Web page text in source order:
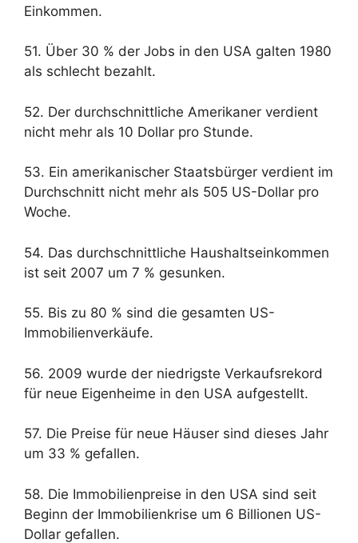
Einkommen.
51. Über 30 % der Jobs in den USA galten 1980
als schlecht bezahlt.
52. Der durchschnittliche Amerikaner verdient
nicht mehr als 10 Dollar pro Stunde.
53. Ein amerikanischer Staatsbürger verdient im
Durchschnitt nicht mehr als 505 US-Dollar pro
Woche.
54. Das durchschnittliche Haushaltseinkommen
ist seit 2007 um 7 % gesunken.
55. Bis zu 80 % sind die gesamten US-
Immobilienverkäufe.
56. 2009 wurde der niedrigste Verkaufsrekord
für neue Eigenheime in den USA aufgestellt.
57. Die Preise für neue Häuser sind dieses Jahr
um 33 % gefallen.
58. Die Immobilienpreise in den USA sind seit
Beginn der Immobilienkrise um 6 Billionen US-
Dollar gefallen.